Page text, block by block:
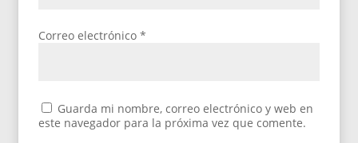
Correo electrónico*
Guarda mi nombre, correo electrónico y web en
este navegador para la próxima vez que comente.